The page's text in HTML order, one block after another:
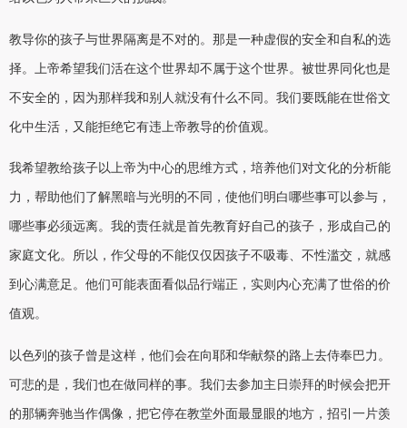
教导你的孩子与世界隔离是不对的。那是一种虚假的安全和自私的选
择。上帝希望我们活在这个世界却不属于这个世界。被世界同化也是
不安全的，因为那样我和别人就没有什么不同。我们要既能在世俗文
化中生活，又能拒绝它有违上帝教导的价值观。
我希望教给孩子以上帝为中心的思维方式，培养他们对文化的分析能
力，帮助他们了解黑暗与光明的不同，使他们明白哪些事可以参与，
哪些事必须远离。我的责任就是首先教育好自己的孩子，形成自己的
家庭文化。所以，作父母的不能仅仅因孩子不吸毒、不性滥交，就感
到心满意足。他们可能表面看似品行端正，实则内心充满了世俗的价
值观。
以色列的孩子曾是这样，他们会在向耶和华献祭的路上去侍奉巴力。
可悲的是，我们也在做同样的事。我们去参加主日崇拜的时候会把开
的那辆奔驰当作偶像，把它停在教堂外面最显眼的地方，招引一片羡